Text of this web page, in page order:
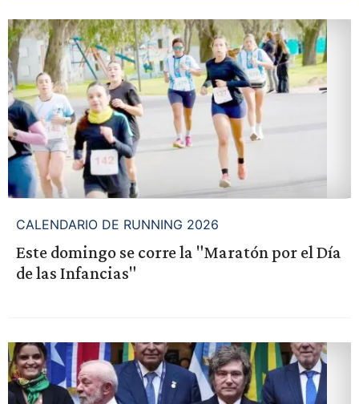
CALENDARIO DE RUNNING 2026
Este domingo se corre la "Maratón por el Día
de las Infancias"